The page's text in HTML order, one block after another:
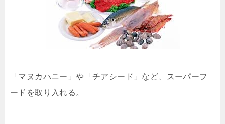
「マヌカハニー」や「チアシード」など、スーパーフ
ードを取り入れる。